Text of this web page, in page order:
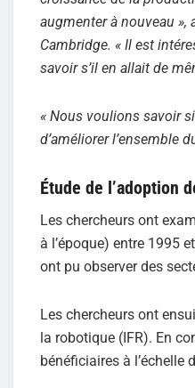
augmenter à nouveau »,
Cambridge. « Il est
savoir s’il en allait de
« Nous voulions savoir
d’améliorer l’ensemble
Étude de l’adoption
Les chercheurs ont
à l’époque) entre 1995
ont pu observer des
Les chercheurs ont
la robotique (IFR). En
bénéficiaires à l’échelle